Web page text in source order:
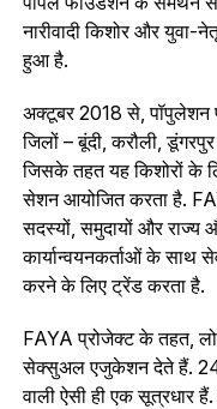
नारीवादी किशोर और युवा-
हुआ है.
अक्टूबर 2018 से, पॉपुलेशन
जिलों – बूंदी, करौली,
जिसके तहत यह किशोरों के
सेशन आयोजित करता है.
सदस्यों, समुदायों और राज्य
कार्यान्वयनकर्ताओं के
करने के लिए ट्रेंड करता है.
FAYA प्रोजेक्ट के तहत,
सेक्सुअल एजुकेशन देते हैं. 24
वाली ऐसी ही एक सूत्रधार